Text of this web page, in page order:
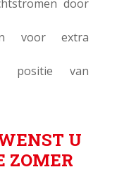
door
voor extra
positie van
U
ZOMER